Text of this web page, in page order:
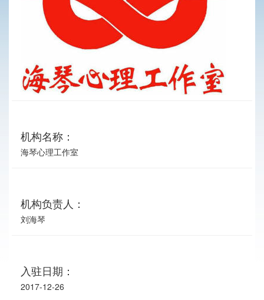
机构名称：
海琴心理工作室
机构负责人：
刘海琴
入驻日期：
2017-12-26